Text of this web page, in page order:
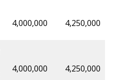
4,000,000 4,250,000
4,000,000 4,250,000